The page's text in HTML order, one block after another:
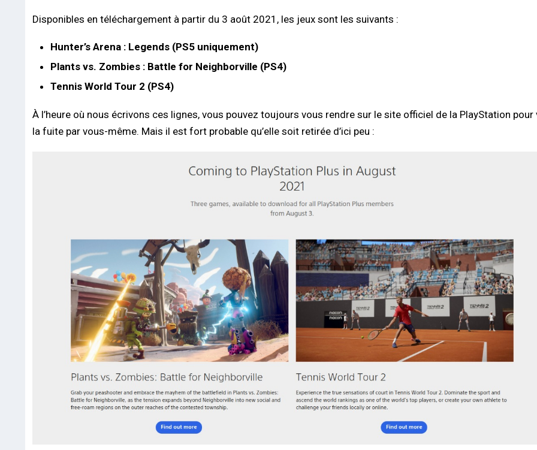
Disponibles en téléchargement à partir du 3 août 2021, les jeux sont les suivants :
Hunter’s Arena : Legends (PS5 uniquement)
Plants vs. Zombies : Battle for Neighborville (PS4)
Tennis World Tour 2 (PS4)
À l’heure où nous écrivons ces lignes, vous pouvez toujours vous rendre sur le site officiel de la PlayStation pour
la fuite par vous-même. Mais il est fort probable qu’elle soit retirée d’ici peu :